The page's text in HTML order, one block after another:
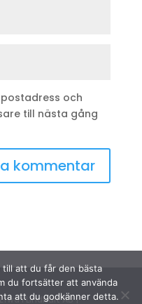
och
till nästa gång
i Lindhult AB |
att du får den bästa
du fortsätter att använda
att du godkänner detta.